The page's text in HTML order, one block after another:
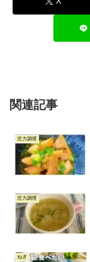
関連記事
圧力調理
圧力調理
ねぎ